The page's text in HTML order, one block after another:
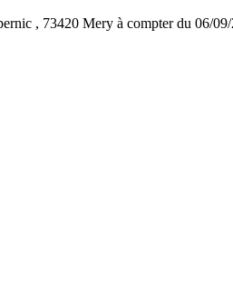
, 73420 Mery à compter du 06/